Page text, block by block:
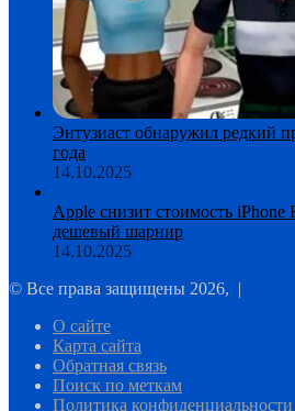
Энтузиаст обнаружил редкий
года
14.10.2025
Apple снизит стоимость iPhone
дешевый шарнир
14.10.2025
© Все права защищены 2026, |
О сайте
Карта сайта
Обратная связь
Поиск по меткам
Политика конфиденциальности